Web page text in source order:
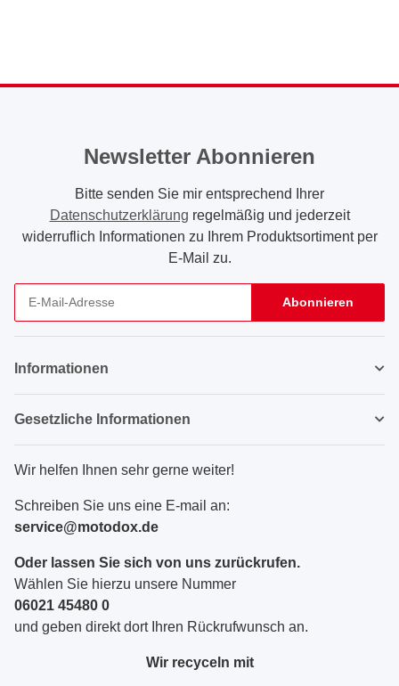
Newsletter Abonnieren
Bitte senden Sie mir entsprechend Ihrer
Datenschutzerklärung regelmäßig und jederzeit
widerruflich Informationen zu Ihrem Produktsortiment per
E-Mail zu.
Abonnieren
Informationen
Gesetzliche Informationen
Wir helfen Ihnen sehr gerne weiter!
Schreiben Sie uns eine E-mail an:
service@motodox.de
Oder lassen Sie sich von uns zurückrufen.
Wählen Sie hierzu unsere Nummer
06021 45480 0
und geben direkt dort Ihren Rückrufwunsch an.
Wir recyceln mit